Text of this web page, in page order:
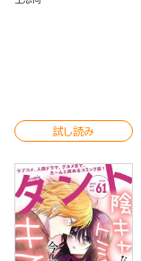
試し読み